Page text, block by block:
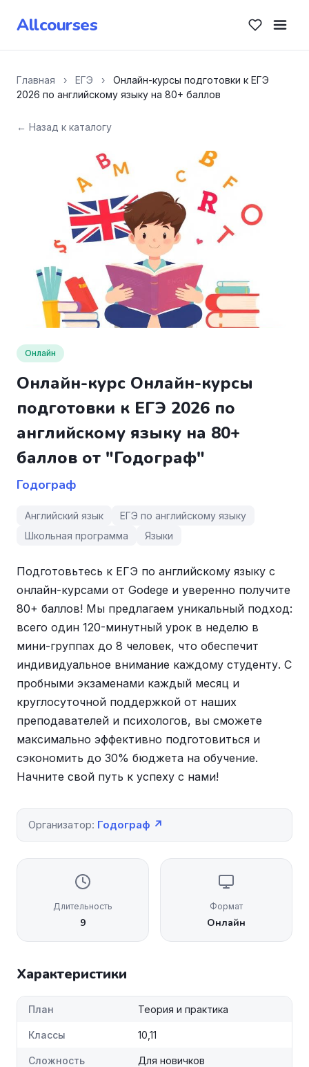
Allcourses
Главная › ЕГЭ ›
Онлайн-курсы подготовки к ЕГЭ
2026 по английскому языку на 80+ баллов
← Назад к каталогу
Онлайн
Онлайн-курс Онлайн-курсы
подготовки к ЕГЭ 2026 по
английскому языку на 80+
баллов от "Годограф"
Годограф
Английский язык
ЕГЭ по английскому языку
Школьная программа
Языки
Подготовьтесь к ЕГЭ по английскому языку с
онлайн-курсами от Godege и уверенно получите
80+ баллов! Мы предлагаем уникальный подход:
всего один 120-минутный урок в неделю в
мини-группах до 8 человек, что обеспечит
индивидуальное внимание каждому студенту. С
пробными экзаменами каждый месяц и
круглосуточной поддержкой от наших
преподавателей и психологов, вы сможете
максимально эффективно подготовиться и
сэкономить до 30% бюджета на обучение.
Начните свой путь к успеху с нами!
Организатор: Годограф ↗
Длительность
9
Формат
Онлайн
Характеристики
План Теория и практика
Классы 10,11
Сложность Для новичков